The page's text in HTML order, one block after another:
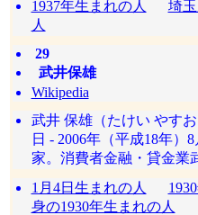
1937年生まれの人
埼
人
29
武井保雄
Wikipedia
武井 保雄（たけい やす
日 - 2006年（平成18年）
家。消費者金融・貸金業
1月4日生まれの人
身の1930年生まれの人